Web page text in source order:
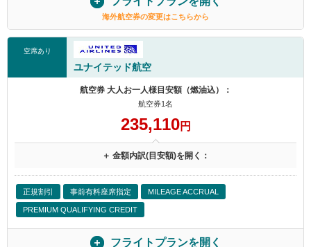
海外航空券の変更はこちらから
空席あり
ユナイテッド航空
航空券 大人お一人様目安額（燃油込）：
航空券1名
235,110円
＋ 金額内訳(目安額)を開く：
正規割引 事前有料座席指定 MILEAGE ACCRUAL
PREMIUM QUALIFYING CREDIT
フライトプランを開く